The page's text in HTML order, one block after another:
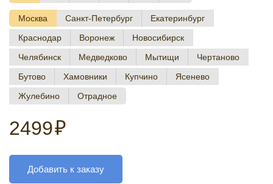
Москва Санкт-Петербург
Екатеринбург
Краснодар
Воронеж
Новосибирск
Челябинск
Медведково Мытищи
Чертаново
Бутово
Хамовники Купчино
Ясенево
Жулебино
Отрадное
2499₽
Добавить к заказу